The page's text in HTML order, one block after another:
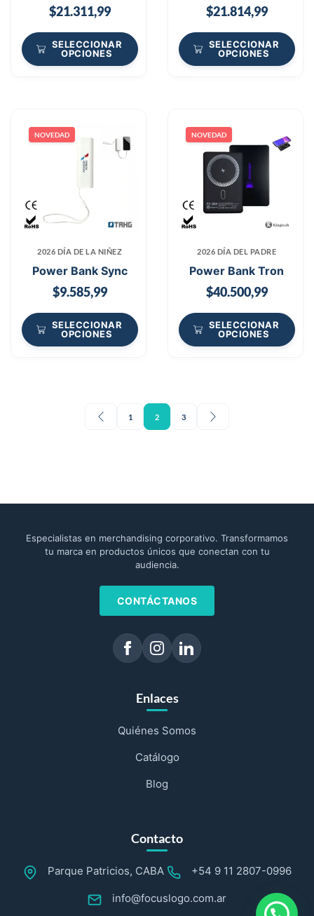
$21.311,99
SELECCIONAR
OPCIONES
$21.814,99
SELECCIONAR
OPCIONES
NOVEDAD
2026 DÍA DE LA NIÑEZ
Power Bank Sync
$9.585,99
SELECCIONAR
OPCIONES
NOVEDAD
2026 DÍA DEL PADRE
Power Bank Tron
$40.500,99
SELECCIONAR
OPCIONES
1 2 3
Especialistas en merchandising corporativo. Transformamos
tu marca en productos únicos que conectan con tu
audiencia.
CONTÁCTANOS
Enlaces
Quiénes Somos
Catálogo
Blog
Contacto
Parque Patricios, CABA +54 9 11 2807-0996
info@focuslogo.com.ar